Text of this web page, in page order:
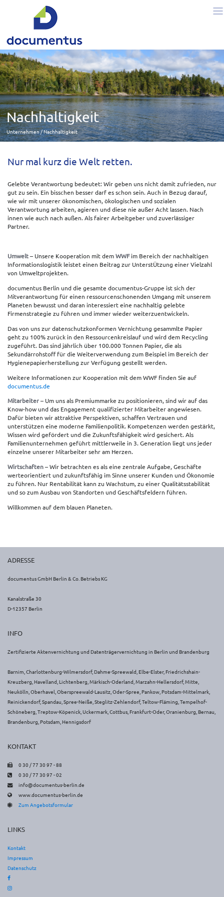
Nachhaltigkeit
Unternehmen Nachhaltigkeit
Nur mal kurz die Welt retten.
Gelebte Verantwortung bedeutet: Wir geben uns nicht damit zufrieden, nur
gut zu sein. Ein bisschen besser darf es schon sein. Auch in Bezug darauf,
wie wir mit unserer ökonomischen, ökologischen und sozialen
Verantwortung arbeiten, agieren und diese nie außer Acht lassen. Nach
innen wie auch nach außen. Als fairer Arbeitgeber und zuverlässiger
Partner.
Umwelt– Unsere Kooperation mit demWWFim Bereich der nachhaltigen
Informationslogistik leistet einen Beitrag zur UnterstÜtzung einer Vielzahl
von Umweltprojekten.
documentus Berlin und die gesamte documentus-Gruppe ist sich der
Mitverantwortung für einen ressourcenschonenden Umgang mit unserem
Planeten bewusst und daran interessiert eine nachhaltig gelebte
Firmenstrategie zu führen und immer wieder weiterzuentwickeln.
Das von uns zur datenschutzkonformen Vernichtung gesammlte Papier
geht zu 100% zurück in den Ressourcenkreislauf und wird dem Recycling
zugeführt. Das sind jährlich über 100.000 Tonnen Papier, die als
Sekundärrohstoff für die Weiterverwendung zum Beispiel im Bereich der
Hygienepapierherstellung zur Verfügung gestellt werden.
Weitere Informationen zur Kooperation mit dem WWF finden Sie auf
documentus.de
Mitarbeiter– Um uns als Premiummarke zu positionieren, sind wir auf das
Know-how und das Engagement qualifizierter Mitarbeiter angewiesen.
Dafür bieten wir attraktive Perspektiven, schaffen Vertrauen und
unterstützen eine moderne Familienpolitik. Kompetenzen werden gestärkt,
Wissen wird gefördert und die Zukunftsfähigkeit wird gesichert. Als
Familienunternehmen geführt mittlerweile in 3. Generation liegt uns jeder
einzelne unserer Mitarbeiter sehr am Herzen.
Wirtschaften– Wir betrachten es als eine zentrale Aufgabe, Geschäfte
werteorientiert und zukunftsfähig im Sinne unserer Kunden und Ökonomie
zu führen. Nur Rentabilität kann zu Wachstum, zu einer Qualitätsstabilität
und so zum Ausbau von Standorten und Geschäftsfeldern führen.
Willkommen auf dem blauen Planeten.
ADRESSE
documentus GmbH Berlin & Co. Betriebs KG
Kanalstraße 30
D-12357 Berlin
INFO
Zertifizierte Aktenvernichtung und Datenträgervernichtung in Berlin und Brandenburg
Barnim, Charlottenburg-Wilmersdorf, Dahme-Spreewald, Elbe-Elster, Friedrichshain-
Kreuzberg, Havelland, Lichtenberg, Märkisch-Oderland, Marzahn-Hellersdorf, Mitte,
Neukölln, Oberhavel, Oberspreewald-Lausitz, Oder-Spree, Pankow, Potsdam-Mittelmark,
Reinickendorf, Spandau, Spree-Neiße, Steglitz-Zehlendorf, Teltow-Fläming, Tempelhof-
Schöneberg, Treptow-Köpenick, Uckermark, Cottbus, Frankfurt-Oder, Oranienburg, Bernau,
Brandenburg, Potsdam, Hennigsdorf
KONTAKT
Faxnummer
0 30 / 77 30 97 - 88
Telefonnummer
0 30 / 77 30 97 - 02
E-
Mail-
Adresse
info@documentus-berlin.de
Webseitenadresse
www.documentus-berlin.de
Zum Angebotsformular
LINKS
Kontakt
Impressum
Datenschutz